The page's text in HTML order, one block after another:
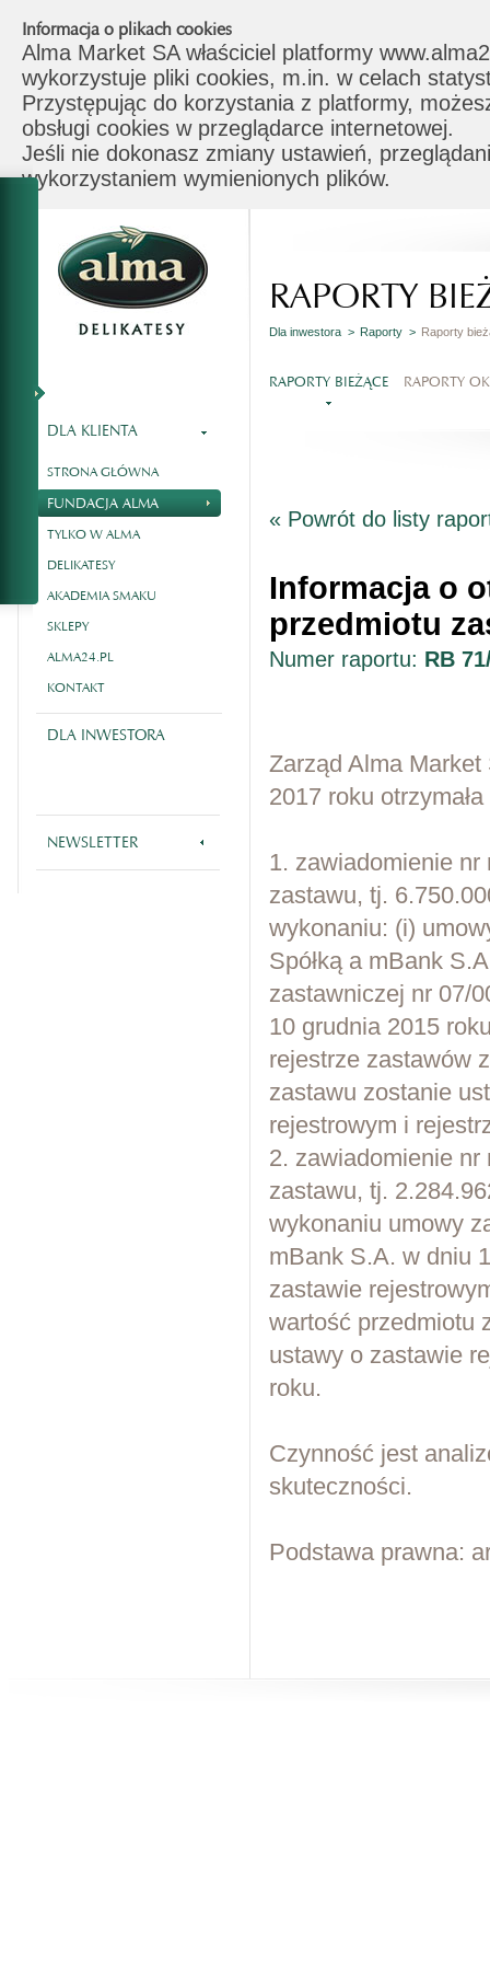
Informacja o plikach cookies
Alma Market SA właściciel platformy
wykorzystuje pliki cookies, m.in. w celach
Przystępując do korzystania z platformy,
obsługi cookies w przeglądarce internetowej.
Jeśli nie dokonasz zmiany ustawień,
wykorzystaniem wymienionych plików.
DLA KLIENTA
STRONA GŁÓWNA
FUNDACJA ALMA
TYLKO W ALMA
DELIKATESY
AKADEMIA SMAKU
SKLEPY
ALMA24.PL
KONTAKT
DLA INWESTORA
NEWSLETTER
RAPORTY
Dla inwestora > Raporty > Raporty
RAPORTY BIEŻĄCE RAPORTY
« Powrót do listy
Informacja o
przedmiotu
Numer raportu: RB
Zarząd Alma Market
2017 roku
1. zawiadomienie
zastawu, tj.
wykonaniu: (i)
Spółką a mBank
zastawniczej nr 07/
10 grudnia 2015
rejestrze zastawów
zastawu zostanie
rejestrowym i
2. zawiadomienie
zastawu, tj.
wykonaniu umowy
mBank S.A. w dniu
zastawie
wartość przedmiotu
ustawy o zastawie
roku.
Czynność jest
skuteczności.
Podstawa prawna: